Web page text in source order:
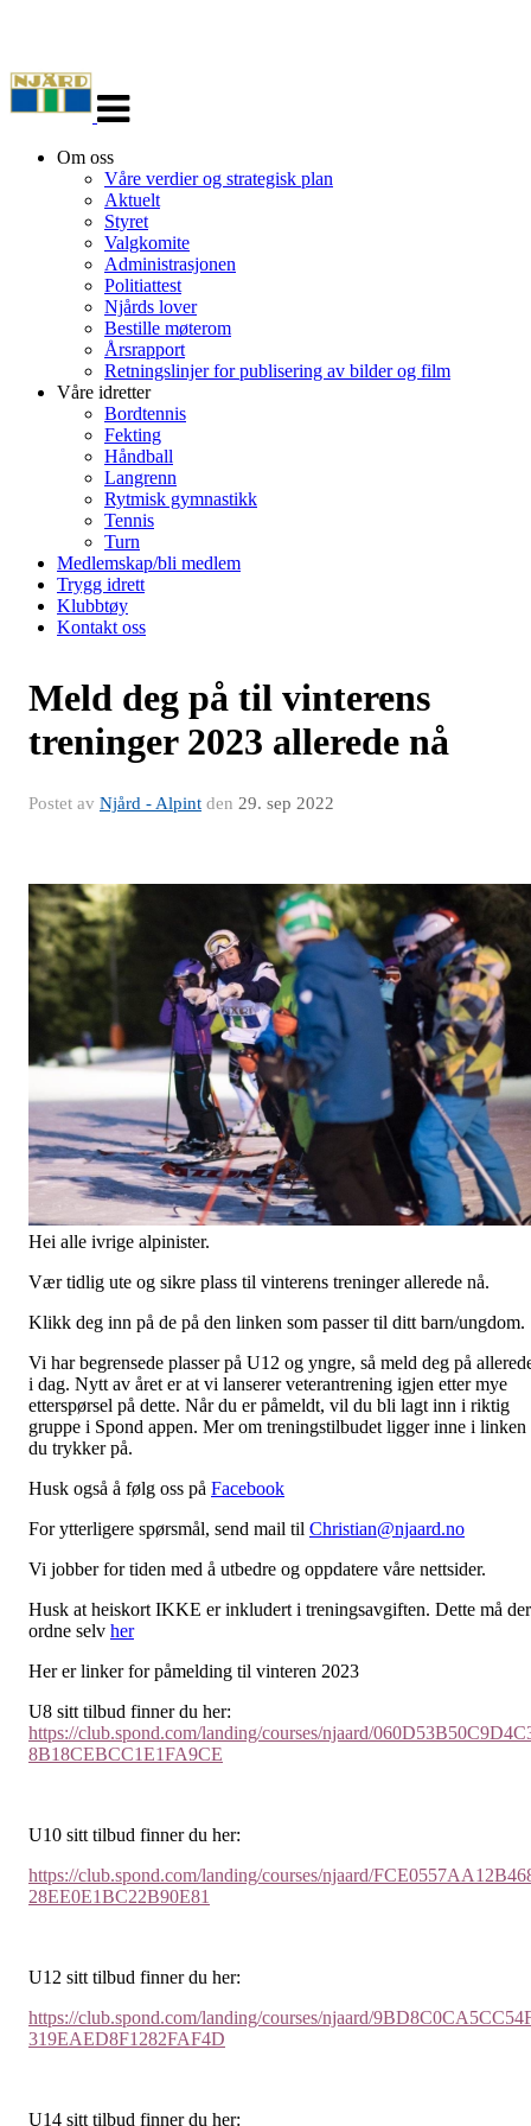
navigasjon
Om oss
Våre verdier og strategisk plan
Aktuelt
Styret
Valgkomite
Administrasjonen
Politiattest
Njårds lover
Bestille møterom
Årsrapport
Retningslinjer for publisering av bilder og film
Våre idretter
Bordtennis
Fekting
Håndball
Langrenn
Rytmisk gymnastikk
Tennis
Turn
Medlemskap/bli medlem
Trygg idrett
Klubbtøy
Kontakt oss
Meld deg på til vinterens
treninger 2023 allerede nå
Postet av Njård - Alpint den 29. sep 2022
Hei alle ivrige alpinister.
Vær tidlig ute og sikre plass til vinterens treninger allerede nå.
Klikk deg inn på de på den linken som passer til ditt barn/ungdom.
Vi har begrensede plasser på U12 og yngre, så meld deg på
i dag. Nytt av året er at vi lanserer veterantrening igjen etter mye
etterspørsel på dette. Når du er påmeldt, vil du bli lagt inn i riktig
gruppe i Spond appen. Mer om treningstilbudet ligger inne i linken
du trykker på.
Husk også å følg oss på Facebook
For ytterligere spørsmål, send mail til Christian@njaard.no
Vi jobber for tiden med å utbedre og oppdatere våre nettsider.
Husk at heiskort IKKE er inkludert i treningsavgiften. Dette må
ordne selv her
Her er linker for påmelding til vinteren 2023
U8 sitt tilbud finner du her:
https://club.spond.com/landing/courses/njaard/
8B18CEBCC1E1FA9CE
U10 sitt tilbud finner du her:
https://club.spond.com/landing/courses/njaard/
28EE0E1BC22B90E81
U12 sitt tilbud finner du her:
https://club.spond.com/landing/courses/njaard/
319EAED8F1282FAF4D
U14 sitt tilbud finner du her: